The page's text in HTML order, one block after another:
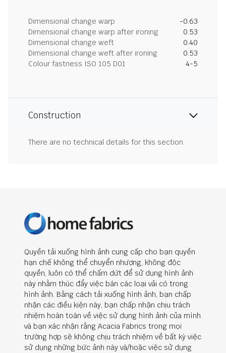
Dimensional change warp
-0.63
Dimensional change warp after ironing
0.53
Dimensional change weft
0.40
Dimensional change weft after ironing
0.53
Colour fastness ISO 105 D01
4-5
Construction
There are no technical details for this section.
Quyền tải xuống hình ảnh cung cấp cho bạn quyền
hạn chế không thể chuyển nhượng, không độc
quyền, luôn có thể chấm dứt để sử dụng hình ảnh
này nhằm thúc đẩy việc bán các loại vải có trong
hình ảnh. Bằng cách tải xuống hình ảnh, bạn chấp
nhận các điều kiện này, bạn chấp nhận chịu trách
nhiệm hoàn toàn về việc sử dụng hình ảnh của mình
và bạn xác nhận rằng Acacia Fabrics trong mọi
trường hợp sẽ không chịu trách nhiệm về bất kỳ việc
sử dụng những bức ảnh này và/hoặc việc sử dụng